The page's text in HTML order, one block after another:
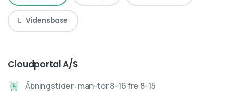
Vidensbase
Cloudportal A/S
Åbningstider: man-tor 8-16 fre 8-15